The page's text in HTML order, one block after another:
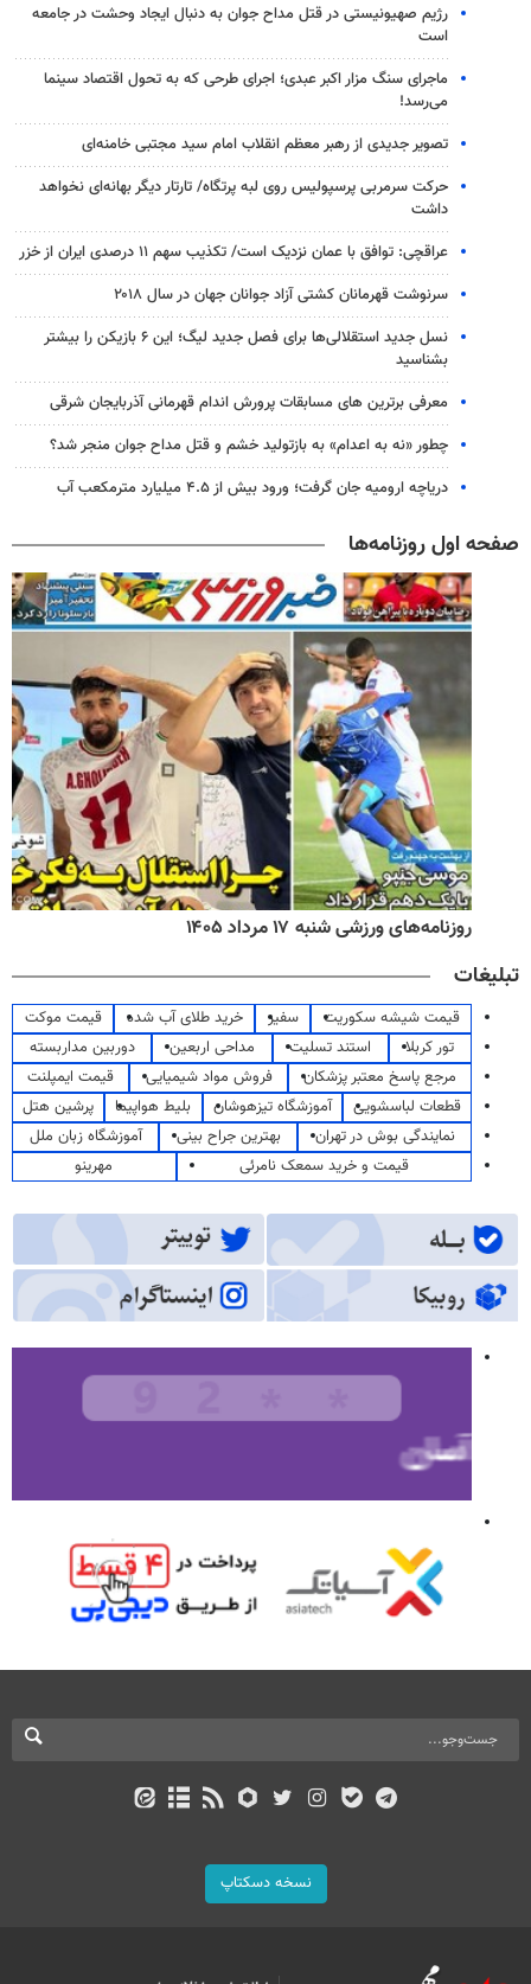
رژیم صهیونیستی در قتل مداح جوان به دنبال ایجاد وحشت در جامعه
است
ماجرای سنگ مزار اکبر عبدی؛ اجرای طرحی که به تحول اقتصاد سینما
می‌رسد!
تصویر جدیدی از رهبر معظم انقلاب امام سید مجتبی خامنه‌ای
حرکت سرمربی پرسپولیس روی لبه پرتگاه/ تارتار دیگر بهانه‌ای نخواهد
داشت
عراقچی: توافق با عمان نزدیک است/ تکذیب سهم ۱۱ درصدی ایران از خزر
سرنوشت قهرمانان کشتی آزاد جوانان جهان در سال ۲۰۱۸
نسل جدید استقلالی‌ها برای فصل جدید لیگ؛ این ۶ بازیکن را بیشتر
بشناسید
معرفی برترین های مسابقات پرورش اندام قهرمانی آذربایجان شرقی
چطور «نه به اعدام» به بازتولید خشم و قتل مداح جوان منجر شد؟
دریاچه ارومیه جان گرفت؛ ورود بیش از ۴.۵ میلیارد مترمکعب آب
صفحه اول روزنامه‌ها
روزنامه‌های ورزشی شنبه ۱۷ مرداد ۱۴۰۵
تبلیغات
قیمت شیشه سکوریت سفیر خرید طلای آب شده
قیمت موکت
تور کربلا
استند تسلیت مداحی اربعین
دوربین مداربسته
مرجع پاسخ معتبر پزشکان
فروش مواد شیمیایی
قیمت ایمپلنت
قطعات لباسشویی
آموزشگاه تیزهوشان بلیط هواپیما
پرشین هتل
نمایندگی بوش در تهران
بهترین جراح بینی
آموزشگاه زبان ملل
قیمت و خرید سمعک نامرئی
مهرینو
نسخه دسکتاپ